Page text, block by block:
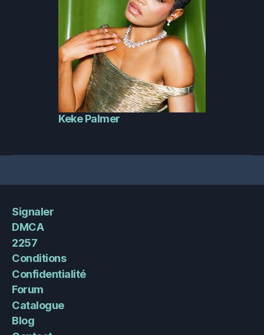
Keke Palmer
Signaler
DMCA
2257
Conditions
Confidentialité
Forum
Catalogue
Blog